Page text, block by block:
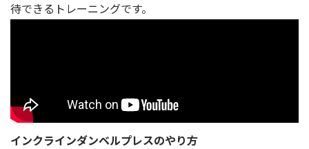
待できるトレーニングです。
インクラインダンベルプレスのやり方